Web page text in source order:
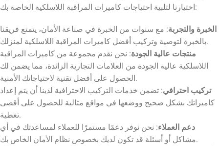
اختيارنا لتلبية احتياجات كاميرات المراقبة اللاسلكية الخاصة بك:
الخبرة والتجربة: مع سنوات من الخبرة في صناعة الأمان، يتمتع فريقنا
بالخبرة لتوصية وتركيب أفضل كاميرات المراقبة اللاسلكية لمنزلك.
منتجات عالية الجودة: نحن نقدم مجموعة من كاميرات المراقبة
اللاسلكية عالية الجودة من العلامات التجارية الرائدة، مما يضمن لك
الحصول على أفضل تقنية لاحتياجاتك الأمنية.
تركيب احترافي: تضمن خدمات التركيب الاحترافية لدينا أن يتم إعداد
كاميراتك بشكل صحيح ووضعها في مواقع مثالية للحصول على أقصى
تغطية.
دعم العملاء: نحن نوفر دعمًا مستمرًا للعملاء لمساعدتك في أي
مشاكل أو أسئلة قد تكون لديك بخصوص نظام الأمان الخاص بك.